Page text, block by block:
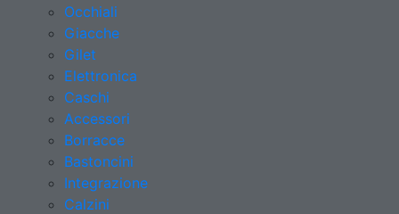
Occhiali
Giacche
Gilet
Elettronica
Caschi
Accessori
Borracce
Bastoncini
Integrazione
Calzini